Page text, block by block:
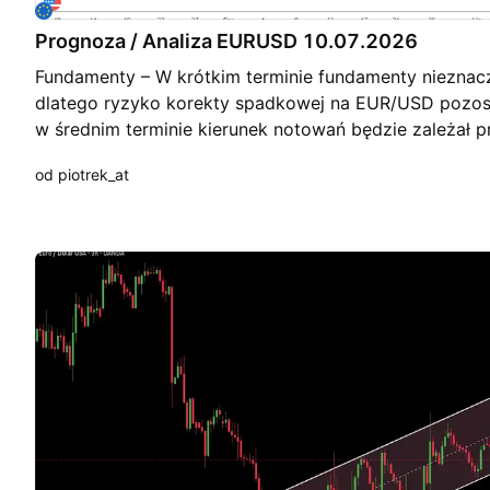
Prognoza / Analiza EURUSD 10.07.2026
Fundamenty – W krótkim terminie fundamenty
dlatego ryzyko korekty spadkowej na EUR/USD
w średnim terminie kierunek notowań będzie zależał
kontynuował zacieśnianie polityki monetarnej.
konsolidacji. Trwałe wybicie górą plus retest = pozycja
(Daily). Trwałe wybicie dołem plus retest = pozycja
Najbliższe wsparcia po wybiciu dołem 1,1392,
wybiciu dołem 1,1510 To nie jest porada
analiza
od piotrek_at